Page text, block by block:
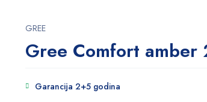
GREE
Gree Comfort amber
Garancija 2+5 godina